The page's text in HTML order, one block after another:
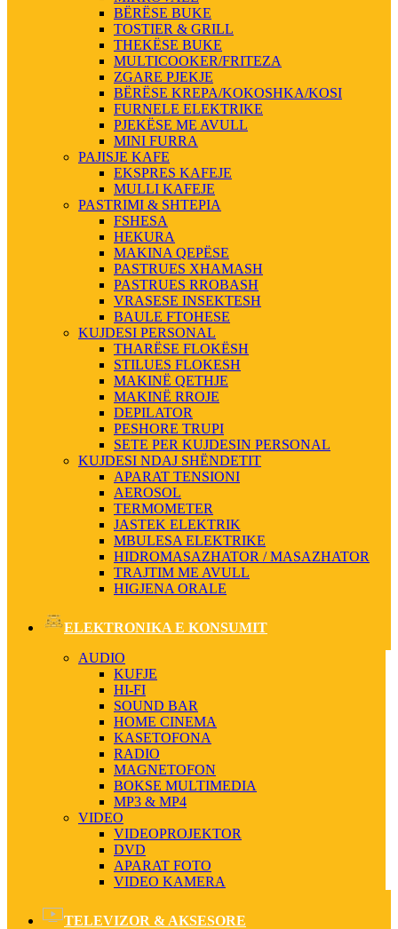
BËRËSE BUKE
TOSTIER & GRILL
THEKËSE BUKE
MULTICOOKER/FRITEZA
ZGARE PJEKJE
BËRËSE KREPA/KOKOSHKA/KOSI
FURNELE ELEKTRIKE
PJEKËSE ME AVULL
MINI FURRA
PAJISJE KAFE
EKSPRES KAFEJE
MULLI KAFEJE
PASTRIMI & SHTEPIA
FSHESA
HEKURA
MAKINA QEPËSE
PASTRUES XHAMASH
PASTRUES RROBASH
VRASESE INSEKTESH
BAULE FTOHESE
KUJDESI PERSONAL
THARËSE FLOKËSH
STILUES FLOKESH
MAKINË QETHJE
MAKINË RROJE
DEPILATOR
PESHORE TRUPI
SETE PER KUJDESIN PERSONAL
KUJDESI NDAJ SHËNDETIT
APARAT TENSIONI
AEROSOL
TERMOMETER
JASTEK ELEKTRIK
MBULESA ELEKTRIKE
HIDROMASAZHATOR / MASAZHATOR
TRAJTIM ME AVULL
HIGJENA ORALE
ELEKTRONIKA E KONSUMIT
AUDIO
KUFJE
HI-FI
SOUND BAR
HOME CINEMA
KASETOFONA
RADIO
MAGNETOFON
BOKSE MULTIMEDIA
MP3 & MP4
VIDEO
VIDEOPROJEKTOR
DVD
APARAT FOTO
VIDEO KAMERA
TELEVIZOR & AKSESORE